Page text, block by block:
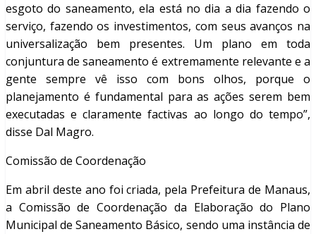
esgoto do saneamento, ela está no dia a dia fazendo o
serviço, fazendo os investimentos, com seus avanços na
universalização bem presentes. Um plano em toda
conjuntura de saneamento é extremamente relevante e a
gente sempre vê isso com bons olhos, porque o
planejamento é fundamental para as ações serem bem
executadas e claramente factivas ao longo do tempo”,
disse Dal Magro.
Comissão de Coordenação
Em abril deste ano foi criada, pela Prefeitura de Manaus,
a Comissão de Coordenação da Elaboração do Plano
Municipal de Saneamento Básico, sendo uma instância de